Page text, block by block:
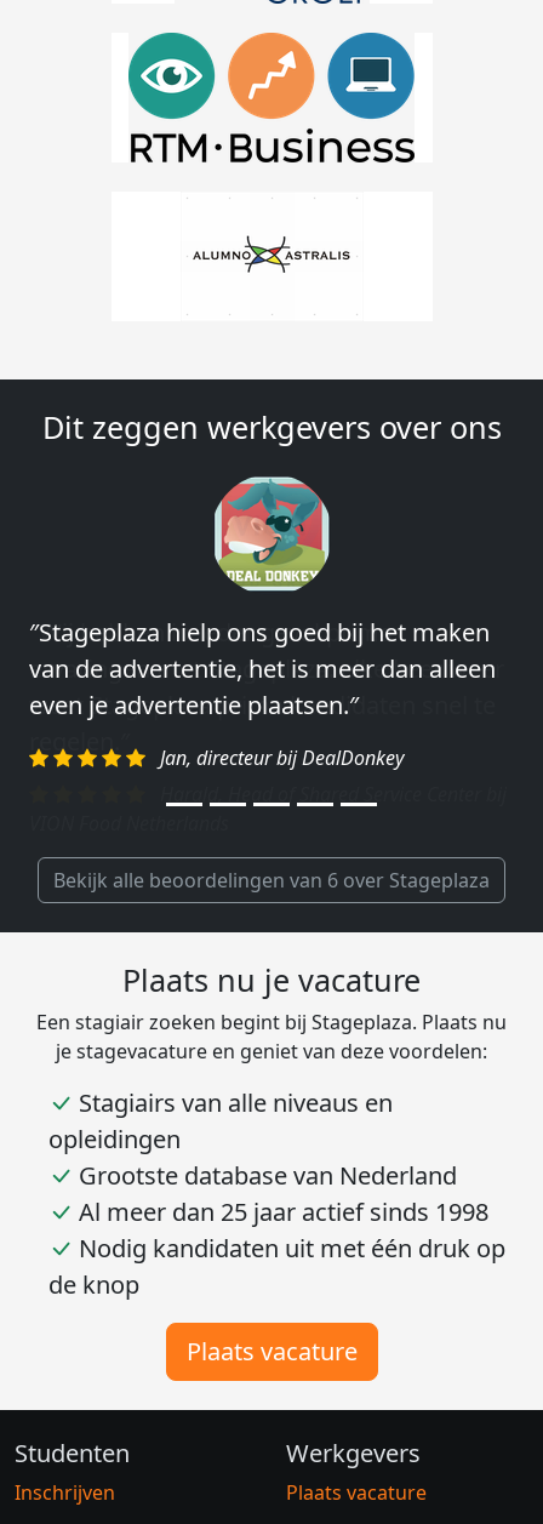
Dit zeggen werkgevers over ons
″Wij hebben in ieder geval prima
ervaringen met Stageplaza: elke keer weer
weet Stageplaza prima kandidaten snel te
regelen.″
Bekijk alle beoordelingen van 6 over Stageplaza
Plaats nu je vacature
Een stagiair zoeken begint bij Stageplaza. Plaats nu
je stagevacature en geniet van deze voordelen:
Stagiairs van alle niveaus en
opleidingen
Grootste database van Nederland
Al meer dan 25 jaar actief sinds 1998
Nodig kandidaten uit met één druk op
de knop
Plaats vacature
Studenten
Inschrijven
Werkgevers
Plaats vacature